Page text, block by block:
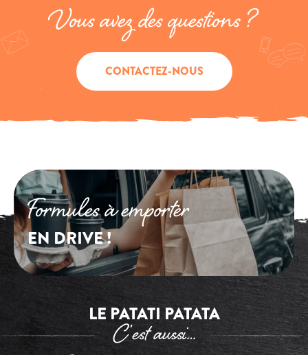
Vous avez des questions ?
CONTACTEZ-NOUS
Formules à emporter
EN DRIVE !
LE PATATI PATATA
C’est aussi…